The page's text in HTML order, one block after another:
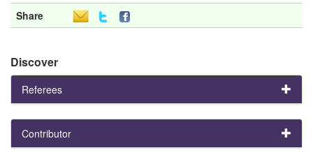
Share
Discover
Referees
Contributor